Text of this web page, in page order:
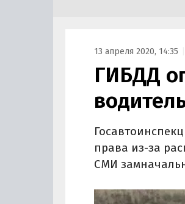
13 апреля 2020, 14:35
ГИБДД
права из-за
СМИ